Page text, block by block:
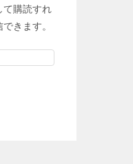
て購読すれ
きます。